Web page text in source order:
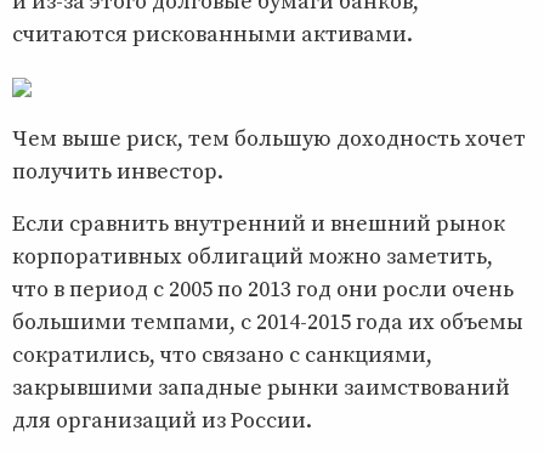
считаются рискованными активами.
Чем выше риск, тем большую доходность хочет
получить инвестор.
Если сравнить внутренний и внешний рынок
корпоративных облигаций можно заметить,
что в период с 2005 по 2013 год они росли очень
большими темпами, с 2014-2015 года их объемы
сократились, что связано с санкциями,
закрывшими западные рынки заимствований
для организаций из России.